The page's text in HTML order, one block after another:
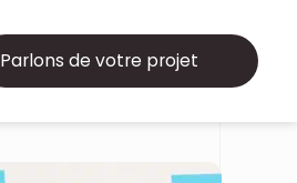
Parlons de votre projet